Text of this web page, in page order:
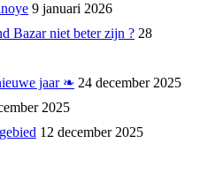
9 januari 2026
Bazar niet beter zijn ? 28
jaar ❧ 24 december 2025
2025
12 december 2025